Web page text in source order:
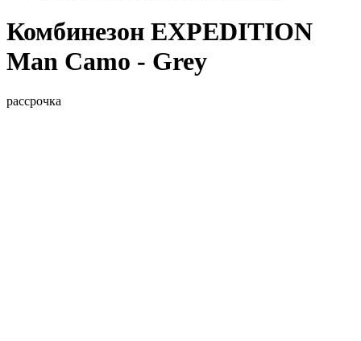
Комбинезон EXPEDITION
Man Camo - Grey
рассрочка